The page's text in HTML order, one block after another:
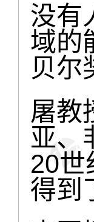
没有
域的
贝尔
屠教
亚、
20世
得到